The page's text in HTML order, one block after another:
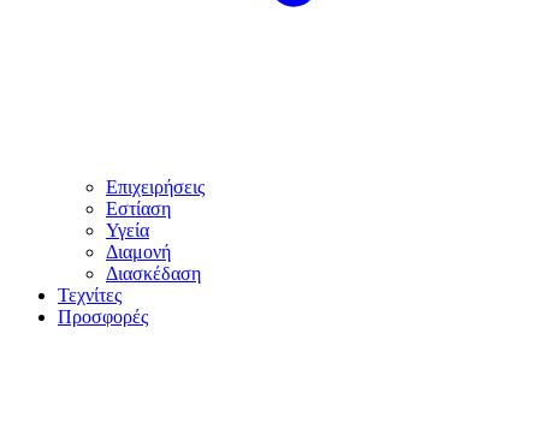
Επιχειρήσεις
Εστίαση
Υγεία
Διαμονή
Διασκέδαση
Τεχνίτες
Προσφορές